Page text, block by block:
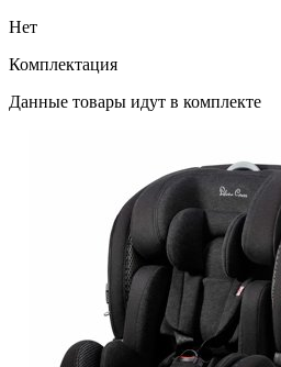
Нет
Комплектация
Данные товары идут в комплекте